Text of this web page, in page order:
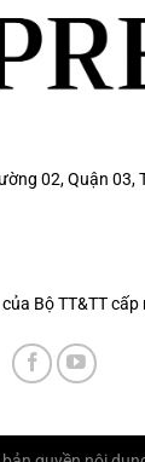
02, Quận 03,
Bộ TT&TT